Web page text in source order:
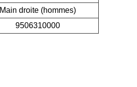
Main droite (hommes)
9506310000